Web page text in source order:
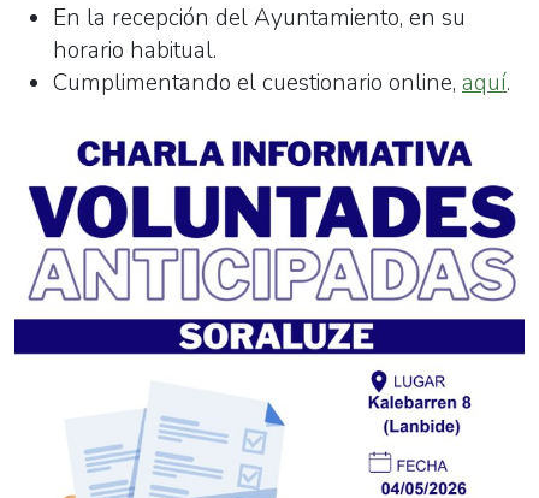
En la recepción del Ayuntamiento, en su
horario habitual.
Cumplimentando el cuestionario online, aquí.